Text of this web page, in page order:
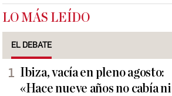
LO MÁS LEÍDO
EL DEBATE
Ibiza, vacía en pleno agosto:
«Hace nueve años no cabía ni